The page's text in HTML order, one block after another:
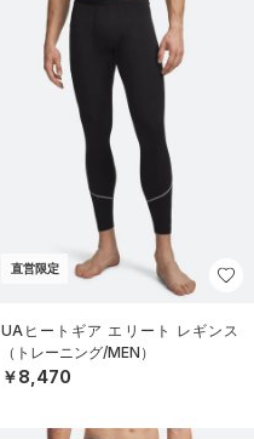
直営限定
UAヒートギア エリート レギンス
（トレーニング/MEN）
￥8,470